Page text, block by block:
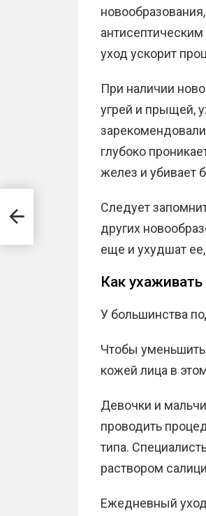
уход ускорит
При наличии
угрей и прыщей,
глубоко
желез и убивает
Следует
других
еще и ухудшат
Как
У большинства
Чтобы уменьшить
кожей лица в
Девочки и
проводить
типа.
раствором
Ежедневный уход